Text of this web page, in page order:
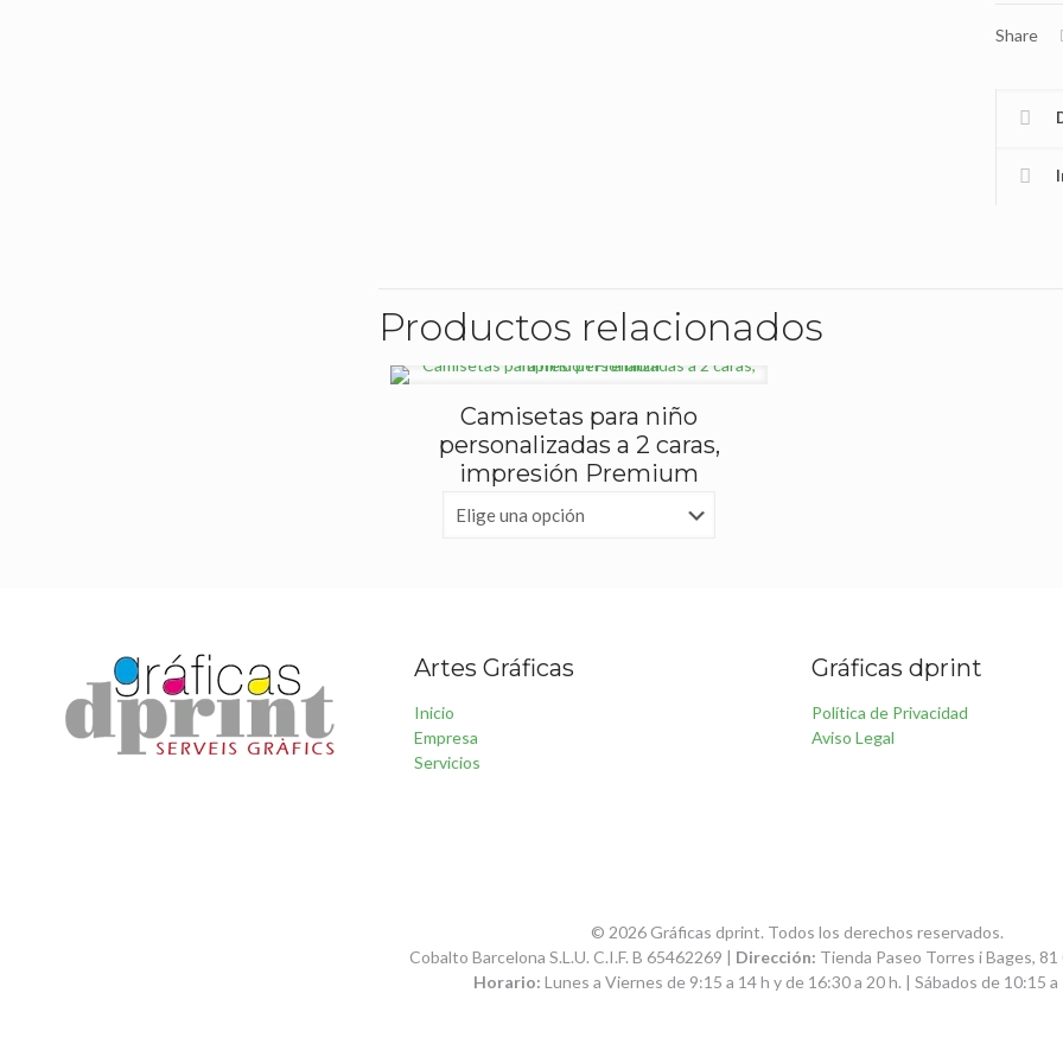
Share
Productos relacionados
Camisetas para niño
personalizadas a 2 caras,
impresión Premium
Artes Gráficas
Inicio
Empresa
Servicios
Gráficas dprint
Política de Privacidad
Aviso Legal
© 2026 Gráficas dprint. Todos los derechos reservados.
Cobalto Barcelona S.L.U. C.I.F. B 65462269 | Dirección: Tienda Paseo Torres i Bages,
Horario: Lunes a Viernes de 9:15 a 14 h y de 16:30 a 20 h. | Sábados de 10:15 a